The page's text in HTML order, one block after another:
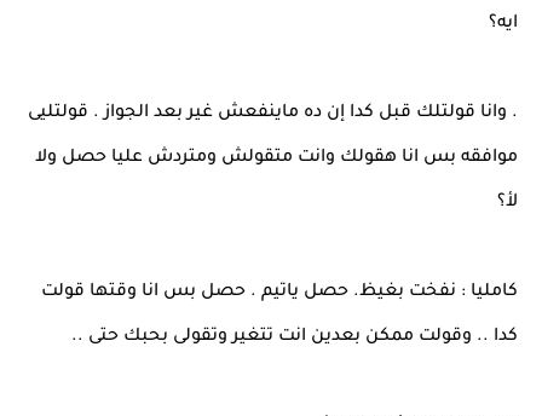
ايه؟
. وانا قولتلك قبل كدا إن ده ماينفعش غير بعد الجواز . قولتليى
موافقه بس انا هقولك وانت متقولش ومتردش عليا حصل ولا
لأ؟
كامليا : نفخت بغيظ. حصل ياتيم . حصل بس انا وقتها قولت
كدا .. وقولت ممكن بعدين انت تتغير وتقولى بحبك حتى ..